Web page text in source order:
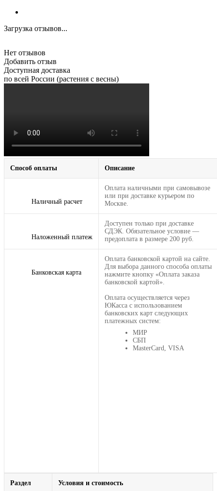
Загрузка отзывов...
Нет отзывов
Добавить отзыв
Доступная доставка
по всей России (растения с весны)
Способ оплаты Описание
Наличный расчет
Оплата наличными при самовывозе
или при доставке курьером по
Москве.
Наложенный платеж
Доступен только при доставке
СДЭК. Обязательное условие —
предоплата в размере 200 руб.
Банковская карта
Оплата банковской картой на сайте.
Для выбора данного способа оплаты
нажмите кнопку «Оплата заказа
банковской картой».
Оплата осуществляется через
ЮКасса с использованием
банковских карт следующих
платежных систем:
МИР
СБП
MasterCard, VISA
Раздел Условия и стоимость